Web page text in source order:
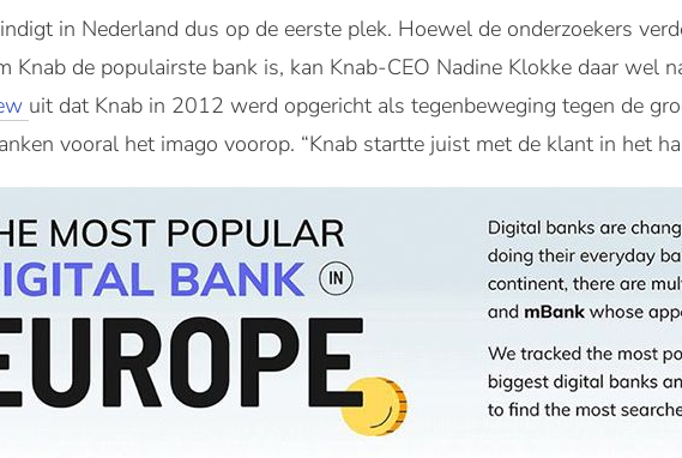
in Nederland dus op de eerste plek. Hoewel de onderzoekers
Knab de populairste bank is, kan Knab-CEO Nadine Klokke daar wel
uit dat Knab in 2012 werd opgericht als tegenbeweging tegen de
vooral het imago voorop. “Knab startte juist met de klant in het